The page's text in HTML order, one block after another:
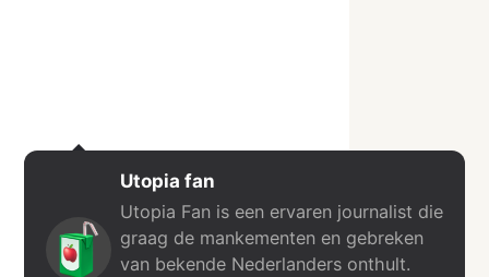
Utopia fan
Utopia Fan is een ervaren journalist die
graag de mankementen en gebreken
van bekende Nederlanders onthult.